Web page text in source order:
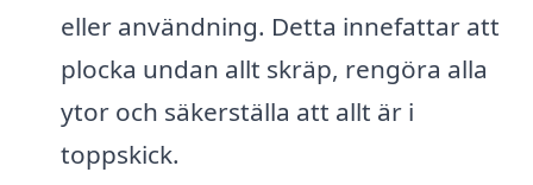
eller användning. Detta innefattar att
plocka undan allt skräp, rengöra alla
ytor och säkerställa att allt är i
toppskick.